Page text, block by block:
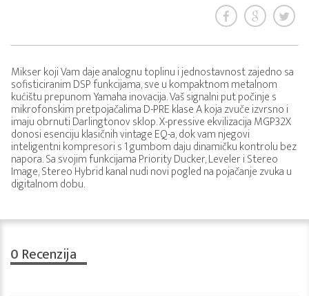
Mikser koji Vam daje analognu toplinu i jednostavnost zajedno sa
sofisticiranim DSP funkcijama, sve u kompaktnom metalnom
kućištu prepunom Yamaha inovacija. Vaš signalni put počinje s
mikrofonskim pretpojačalima D-PRE klase A koja zvuče izvrsno i
imaju obrnuti Darlingtonov sklop. X-pressive ekvilizacija MGP32X
donosi esenciju klasičnih vintage EQ-a, dok vam njegovi
inteligentni kompresori s 1 gumbom daju dinamičku kontrolu bez
napora. Sa svojim funkcijama Priority Ducker, Leveler i Stereo
Image, Stereo Hybrid kanal nudi novi pogled na pojačanje zvuka u
digitalnom dobu.
0 Recenzija